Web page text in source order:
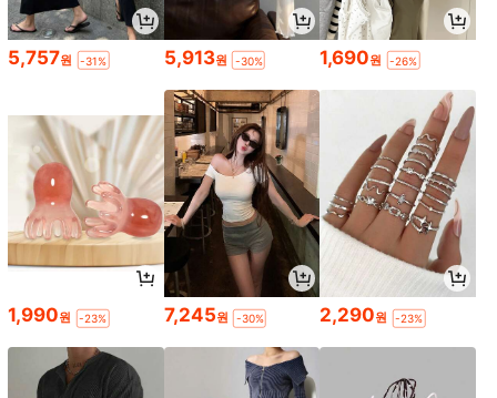
5,757원 -31% 5,913원 -30% 1,690원 -26%
1,990원 -23% 7,245원 -30% 2,290원 -23%